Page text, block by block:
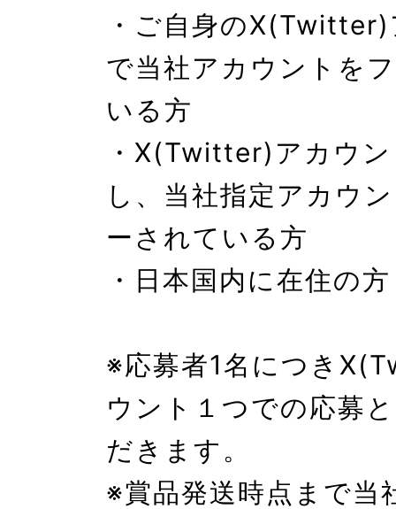
・ご自身の
で当社アカウントを
いる方
・X(Twitter)アカウ
し、当社指定アカウ
ーされている方
・日本国内に在住の方
※応募者1名につき
ウント１つでの応募
だきます。
※賞品発送時点まで当